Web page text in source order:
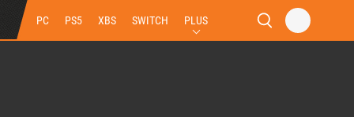
PC PS5 XBS SWITCH PLUS